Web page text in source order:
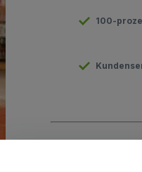
100-